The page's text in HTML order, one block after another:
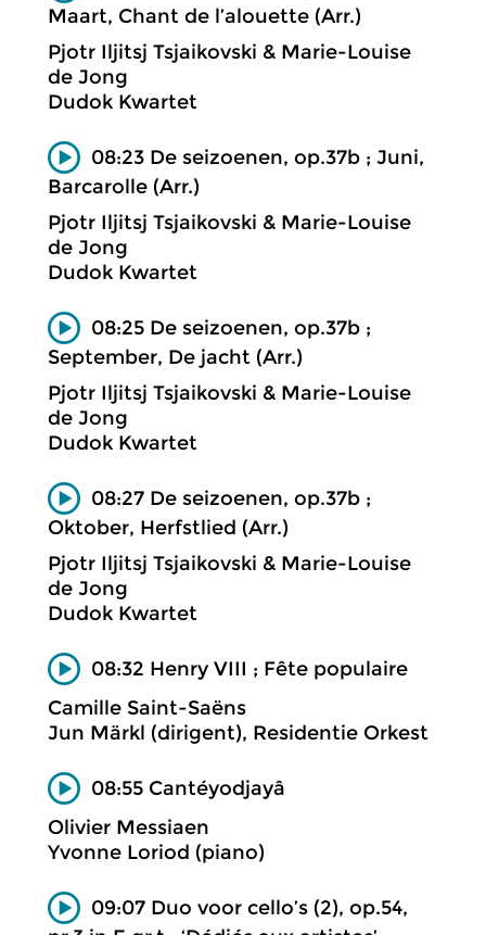
Maart, Chant de l’alouette (Arr.)
Pjotr Iljitsj Tsjaikovski & Marie-Louise
de Jong
Dudok Kwartet
08:23 De seizoenen, op.37b ; Juni,
Barcarolle (Arr.)
Pjotr Iljitsj Tsjaikovski & Marie-Louise
de Jong
Dudok Kwartet
08:25 De seizoenen, op.37b ;
September, De jacht (Arr.)
Pjotr Iljitsj Tsjaikovski & Marie-Louise
de Jong
Dudok Kwartet
08:27 De seizoenen, op.37b ;
Oktober, Herfstlied (Arr.)
Pjotr Iljitsj Tsjaikovski & Marie-Louise
de Jong
Dudok Kwartet
08:32 Henry VIII ; Fête populaire
Camille Saint-Saëns
Jun Märkl (dirigent), Residentie Orkest
08:55 Cantéyodjayâ
Olivier Messiaen
Yvonne Loriod (piano)
09:07 Duo voor cello’s (2), op.54,